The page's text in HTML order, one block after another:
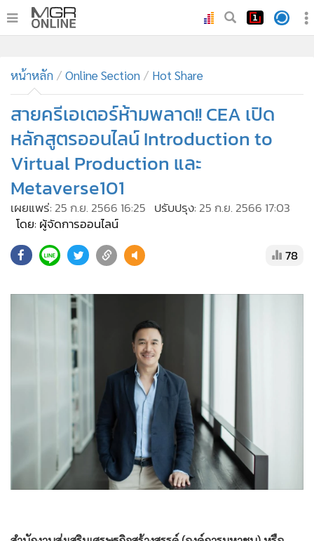
• ทันเหตุการณ์
• ภาคใต้
• ภูมิภาค
• Online Section
• บันเทิง
• ผู้จัดการรายวัน
• คอลัมนิสต์
ละคร
• CbizReview
Cyber BIZ
• ผู้จัดกวน
Good health & Well-being
Green Innovation & SD
Infographic
• ต่างประเทศ
•
เศรษฐกิจ-ธุรกิจ
หน้าหลัก
สายครีเอเตอร์ห้ามพลาด!! CEA เปิด
หลักสูตรออนไลน์ Introduction to
Virtual Production และ
Metaverse101
เผยแพร่:25 ก.ย. 2566 16:25
โดย: ผู้จัดการออนไลน์
สำนักงานส่งเสริมเศรษฐกิจสร้างสรรค์ (องค์การมหาชน) หรือ